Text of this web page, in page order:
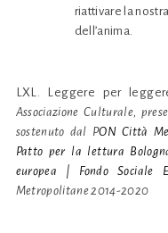
riattivare la
dell’anima.
LXL. Leggere per
Associazione Culturale,
sostenuto dal PON Città
Patto per la lettura
europea | Fondo Sociale
Metropolitane 2014-2020